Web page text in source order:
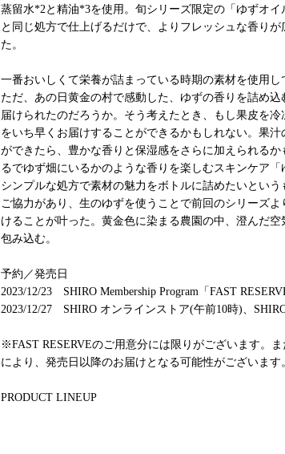
蒸留水*2と精油*3を使用。旬シリーズ限定の「ゆずオ
と同じ処方で仕上げるだけで、よりフレッシュな香り
た。
一番おいしくて栄養が詰まっている時期の素材を使用
ただ、あの日黄金の村で感動した、ゆずの香りを詰め
届けられたのだろうか。そう考えたとき、もし果皮を
をいち早くお届けすることができるかもしれない。果
ができたら、豊かな香りと保湿感をさらに加えられる
るでゆず畑にいるかのような香りを楽しむスキンケア「
シンプルな処方で素材の魅力をボトルに詰めたいとい
ご協力があり、生のゆずを使うことで前回のシリーズ
けることが叶った。黄金色に染まる農園の中、澄んだ
包み込む。
予約／発売日
2023/12/23 SHIRO Membership Program「FAST
2023/12/27 SHIRO オンラインストア(午前10時)、
※FAST RESERVEのご用意分には限りがございます。
により、発売日以降のお届けとなる可能性がございます
PRODUCT LINEUP